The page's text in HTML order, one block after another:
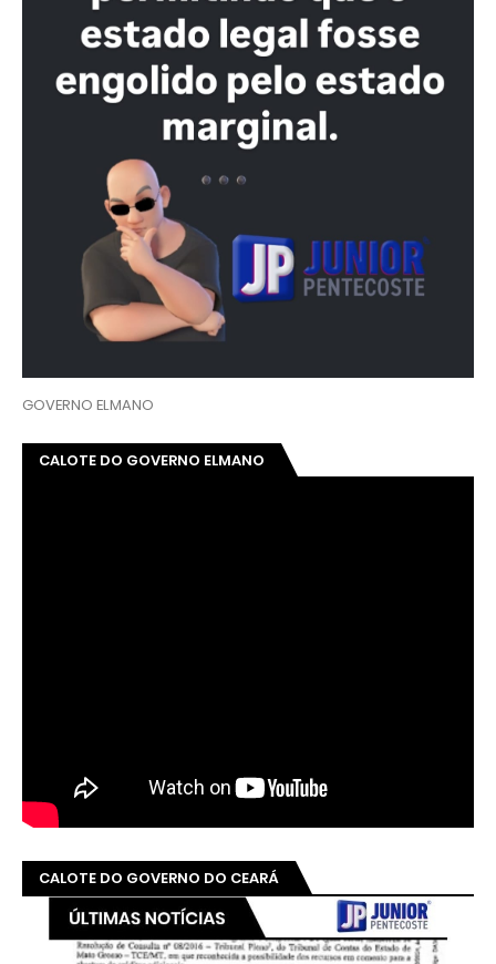
GOVERNO ELMANO
CALOTE DO GOVERNO ELMANO
CALOTE DO GOVERNO DO CEARÁ